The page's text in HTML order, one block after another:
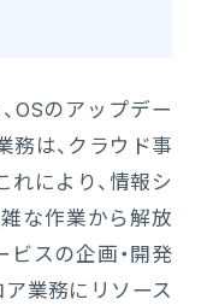
OSのアップデー
務は、クラウド事
により、情報シ
な作業から解放
ビスの企画・開発
ア業務にリソース